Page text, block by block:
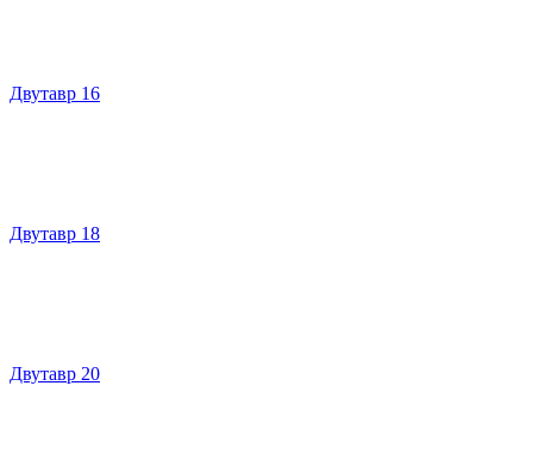
Двутавр 16
Двутавр 18
Двутавр 20